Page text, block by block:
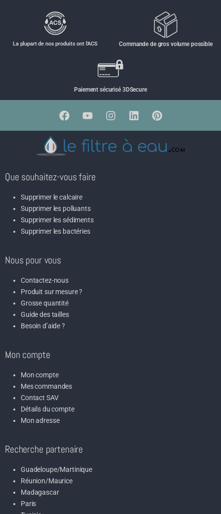
La plupart de nos produits ont l'ACS Commande de gros volume possible
Paiement sécurisé 3DSecure
Que souhaitez-vous faire
Supprimer le calcaire
Supprimer les polluants
Supprimer les sédiments
Supprimer les bactéries
Nous pour vous
Contactez-nous
Produit sur mesure ?
Grosse quantité
Guide des tailles
Besoin d’aide ?
Mon compte
Mon compte
Mes commandes
Contact SAV
Détails du compte
Mon adresse
Recherche partenaire
Guadeloupe/Martinique
Réunion/Maurice
Madagascar
Paris